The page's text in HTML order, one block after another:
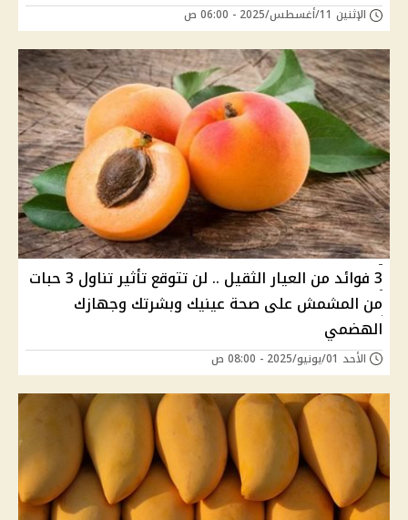
الإثنين 11/أغسطس/2025 - 06:00 ص
3 فوائد من العيار الثقيل .. لن تتوقع تأثير تناول 3 حبات
من المشمش على صحة عينيك وبشرتك وجهازك
الهضمي
الأحد 01/يونيو/2025 - 08:00 ص